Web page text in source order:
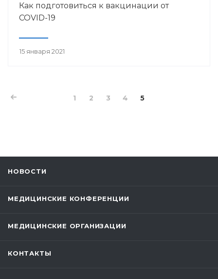
Как подготовиться к вакцинации от
COVID-19
15 января 2021
1 2 3 4 5
НОВОСТИ
МЕДИЦИНСКИЕ КОНФЕРЕНЦИИ
МЕДИЦИНСКИЕ ОРГАНИЗАЦИИ
КОНТАКТЫ